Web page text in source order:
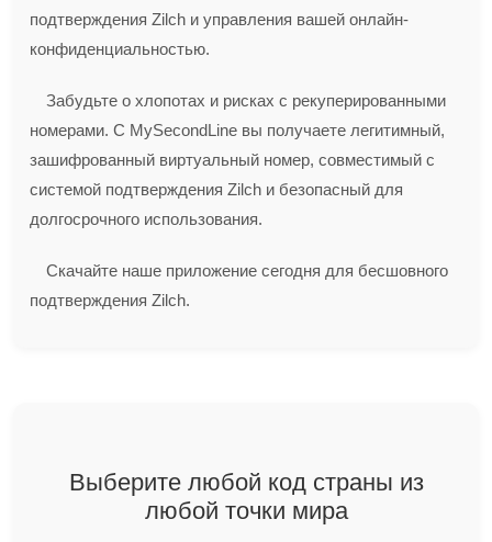
подтверждения Zilch и управления вашей онлайн-
конфиденциальностью.
Забудьте о хлопотах и рисках с рекуперированными
номерами. С MySecondLine вы получаете легитимный,
зашифрованный виртуальный номер, совместимый с
системой подтверждения Zilch и безопасный для
долгосрочного использования.
Скачайте наше приложение сегодня для бесшовного
подтверждения Zilch.
Выберите любой код страны из
любой точки мира